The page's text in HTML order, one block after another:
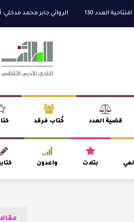
130 الروائي جابر محمد مدخلي: أحضر
قضية العدد كُتاب فرقد
بتلات واعدون